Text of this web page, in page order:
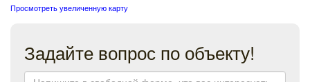
Просмотреть увеличенную карту
Задайте вопрос по объекту!